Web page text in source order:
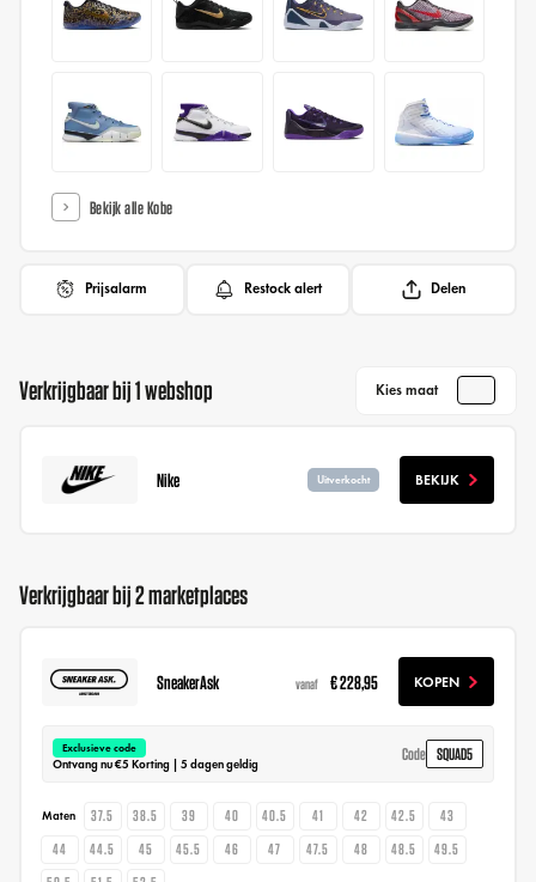
Bekijk alle Kobe
Prijsalarm Restock alert Delen
Verkrijgbaar bij 1 webshop Kies maat
Nike Uitverkocht BEKIJK
Verkrijgbaar bij 2 marketplaces
SneakerAsk vanaf € 228,95 KOPEN
Exclusieve code
Ontvang nu €5 Korting | 5 dagen geldig
Code SQUAD5
Maten 37.5 38.5 39 40 40.5 41 42 42.5
43
44
44.5 45 45.5 46 47 47.5 48 48.5
49.5